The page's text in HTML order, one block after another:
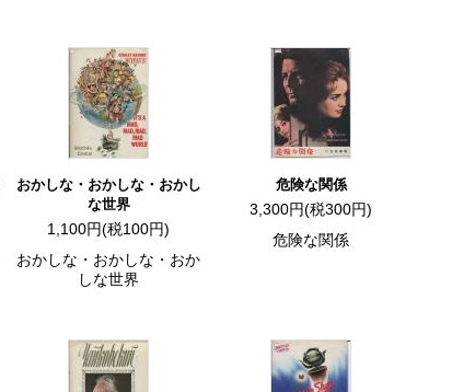
おかしな・おかしな・おかし
な世界
1,100円(税100円)
おかしな・おかしな・おか
しな世界
危険な関係
3,300円(税300円)
危険な関係